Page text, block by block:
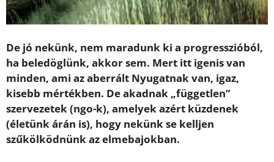
De jó nekünk, nem maradunk ki a progresszióból,
ha beledöglünk, akkor sem. Mert itt igenis van
minden, ami az aberrált Nyugatnak van, igaz,
kisebb mértékben. De akadnak „független”
szervezetek (ngo-k), amelyek azért küzdenek
(életünk árán is), hogy nekünk se kelljen
szűkölködnünk az elmebajokban.